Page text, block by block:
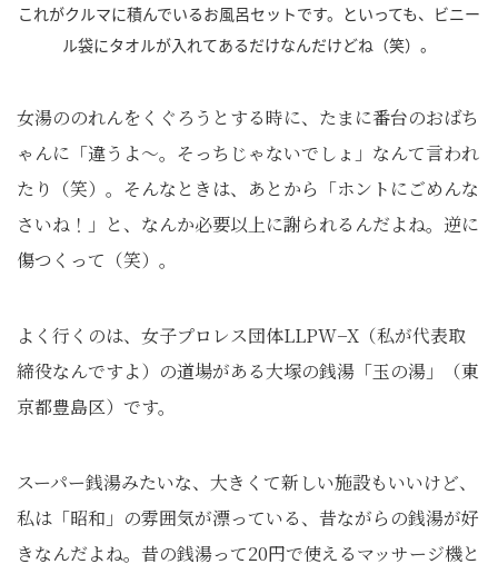
これがクルマに積んでいるお風呂セットです。といっても、ビニー
ル袋にタオルが入れてあるだけなんだけどね（笑）。
女湯ののれんをくぐろうとする時に、たまに番台のおばち
ゃんに「違うよ～。そっちじゃないでしょ」なんて言われ
たり（笑）。そんなときは、あとから「ホントにごめんな
さいね！」と、なんか必要以上に謝られるんだよね。逆に
傷つくって（笑）。
よく行くのは、女子プロレス団体LLPW−X（私が代表取
締役なんですよ）の道場がある大塚の銭湯「玉の湯」（東
京都豊島区）です。
スーパー銭湯みたいな、大きくて新しい施設もいいけど、
私は「昭和」の雰囲気が漂っている、昔ながらの銭湯が好
きなんだよね。昔の銭湯って20円で使えるマッサージ機と